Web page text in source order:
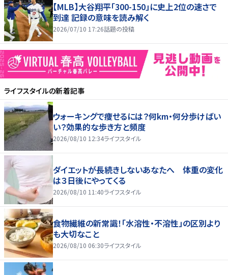
【MLB】大谷翔平「300-150」に史上2位の速さで
到達 記録の意味を読み解く
2026/07/10 17:26話題の投稿
ライフスタイルの新着記事
ウォーキングで痩せるには？何km・何分歩けばい
い？効果的な歩き方と頻度
2026/08/10 12:34ライフスタイル
ダイエットが長続きしないあなたへ 体重の変化
は３日後にやってくる
2026/08/10 11:40ライフスタイル
食物繊維の新常識！「水溶性・不溶性」の区別より
も大切なこと
2026/08/10 06:30ライフスタイル